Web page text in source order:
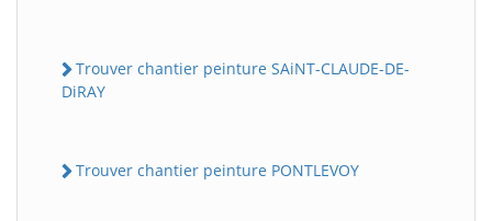
Trouver chantier peinture SAiNT-CLAUDE-DE-
DiRAY
Trouver chantier peinture PONTLEVOY